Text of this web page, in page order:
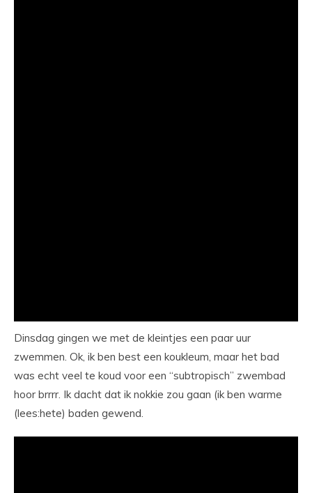
Dinsdag gingen we met de kleintjes een paar uur
zwemmen. Ok, ik ben best een koukleum, maar het bad
was echt veel te koud voor een “subtropisch” zwembad
hoor brrrr. Ik dacht dat ik nokkie zou gaan (ik ben warme
(lees:hete) baden gewend.